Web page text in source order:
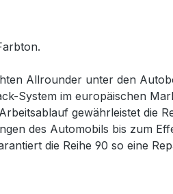
Allrounder unter den
System im europäischen
gewährleistet die
des Automobils bis zum
die Reihe 90 so eine